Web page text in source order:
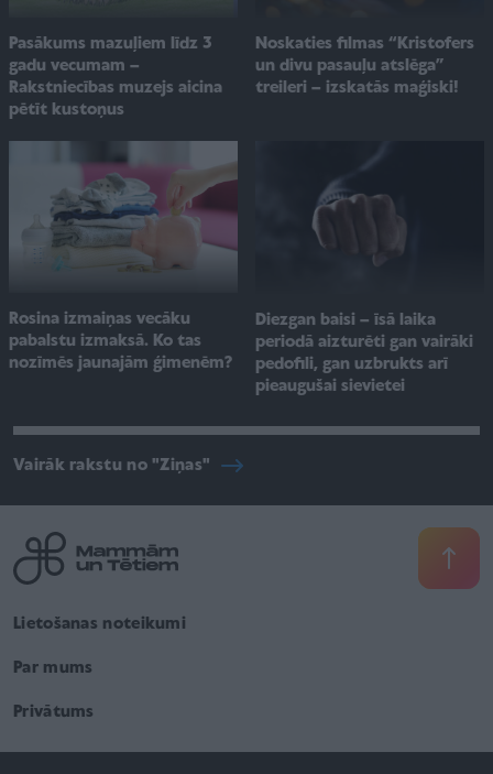
Pasākums mazuļiem līdz 3
gadu vecumam –
Rakstniecības muzejs aicina
pētīt kustoņus
Noskaties filmas “Kristofers
un divu pasauļu atslēga”
treileri – izskatās maģiski!
Rosina izmaiņas vecāku
pabalstu izmaksā. Ko tas
nozīmēs jaunajām ģimenēm?
Diezgan baisi – īsā laika
periodā aizturēti gan vairāki
pedofili, gan uzbrukts arī
pieaugušai sievietei
Vairāk rakstu no "Ziņas"
Lietošanas noteikumi
Par mums
Privātums